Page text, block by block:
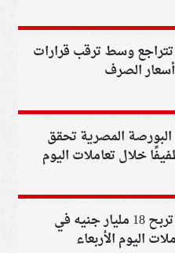
وسط ترقب قرارات
الصرف
المصرية تحقق
خلال تعاملات اليوم
البورصة تربح 18 مليار جنيه في
اليوم الأربعاء